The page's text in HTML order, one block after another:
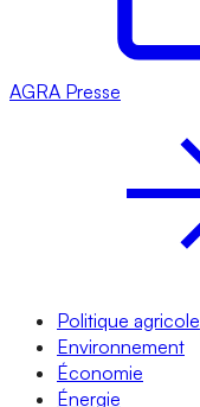
AGRA Presse
Politique agricole
Environnement
Économie
Énergie